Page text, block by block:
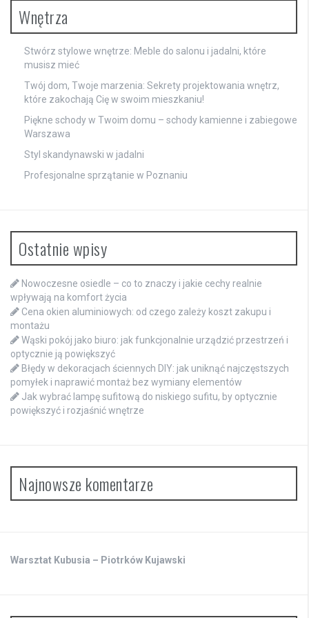
Wnętrza
Stwórz stylowe wnętrze: Meble do salonu i jadalni, które
musisz mieć
Twój dom, Twoje marzenia: Sekrety projektowania wnętrz,
które zakochają Cię w swoim mieszkaniu!
Piękne schody w Twoim domu – schody kamienne i zabiegowe
Warszawa
Styl skandynawski w jadalni
Profesjonalne sprzątanie w Poznaniu
Ostatnie wpisy
Nowoczesne osiedle – co to znaczy i jakie cechy realnie
wpływają na komfort życia
Cena okien aluminiowych: od czego zależy koszt zakupu i
montażu
Wąski pokój jako biuro: jak funkcjonalnie urządzić przestrzeń i
optycznie ją powiększyć
Błędy w dekoracjach ściennych DIY: jak uniknąć najczęstszych
pomyłek i naprawić montaż bez wymiany elementów
Jak wybrać lampę sufitową do niskiego sufitu, by optycznie
powiększyć i rozjaśnić wnętrze
Najnowsze komentarze
Warsztat Kubusia – Piotrków Kujawski